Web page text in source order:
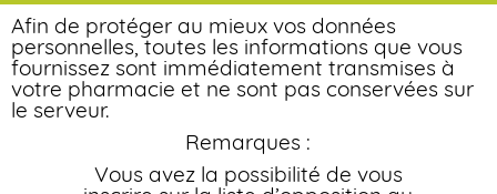
Afin de protéger au mieux vos données
personnelles, toutes les informations que vous
fournissez sont immédiatement transmises à
votre pharmacie et ne sont pas conservées sur
le serveur.
Remarques :
Vous avez la possibilité de vous